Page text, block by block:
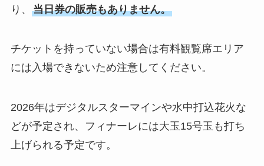
り、 当日券の販売もありません。
チケットを持っていない場合は有料観覧席エリア
には入場できないため注意してください。
2026年はデジタルスターマインや水中打込花火な
どが予定され、フィナーレには大玉15号玉も打ち
上げられる予定です。